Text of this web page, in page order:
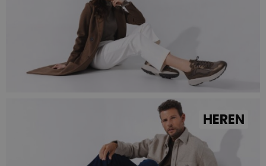
HEREN